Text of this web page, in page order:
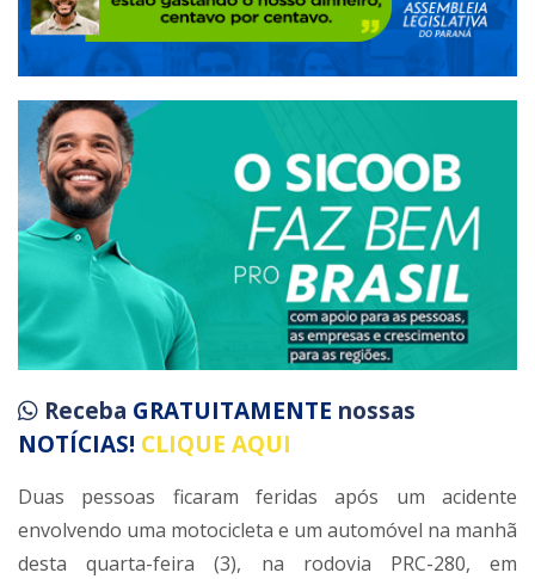
Receba GRATUITAMENTE nossas
NOTÍCIAS! CLIQUE AQUI
Duas pessoas ficaram feridas após um acidente
envolvendo uma motocicleta e um automóvel na manhã
desta quarta-feira (3), na rodovia PRC-280, em